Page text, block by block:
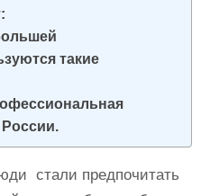
такие
стали предпочитать